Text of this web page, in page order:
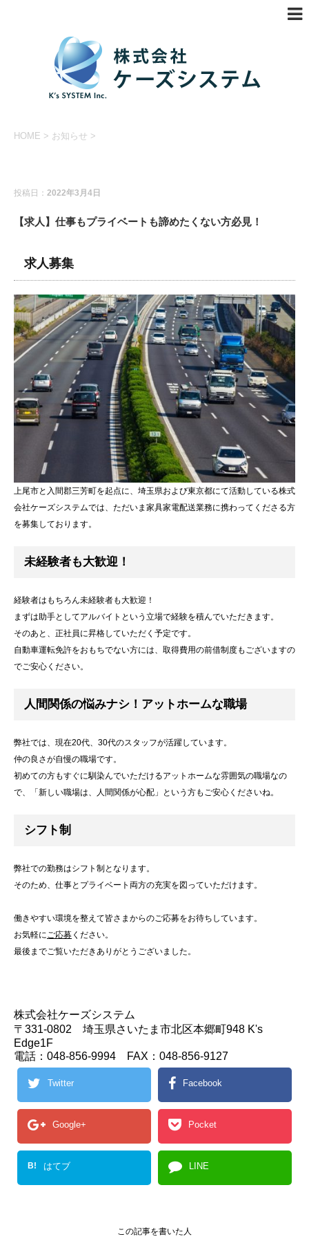
HOME > お知らせ >
投稿日： 2022年3月4日
【求人】仕事もプライベートも諦めたくない方必見！
求人募集
上尾市と入間郡三芳町を起点に、埼玉県および東京都にて活動している株式
会社ケーズシステムでは、ただいま家具家電配送業務に携わってくださる方
を募集しております。
未経験者も大歓迎！
経験者はもちろん未経験者も大歓迎！
まずは助手としてアルバイトという立場で経験を積んでいただきます。
そのあと、正社員に昇格していただく予定です。
自動車運転免許をおもちでない方には、取得費用の前借制度もございますの
でご安心ください。
人間関係の悩みナシ！アットホームな職場
弊社では、現在20代、30代のスタッフが活躍しています。
仲の良さが自慢の職場です。
初めての方もすぐに馴染んでいただけるアットホームな雰囲気の職場なの
で、「新しい職場は、人間関係が心配」という方もご安心くださいね。
シフト制
弊社での勤務はシフト制となります。
そのため、仕事とプライベート両方の充実を図っていただけます。
働きやすい環境を整えて皆さまからのご応募をお待ちしています。
お気軽にご応募 ください。
最後までご覧いただきありがとうございました。
株式会社ケーズシステム
〒331-0802 埼玉県さいたま市北区本郷町948 K's
Edge1F
電話：048-856-9994 FAX：048-856-9127
Twitter Facebook
Google+ Pocket
B! はてブ LINE
この記事を書いた人